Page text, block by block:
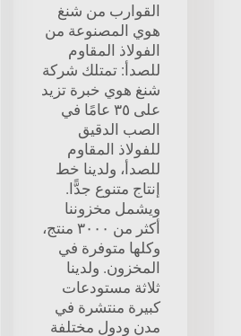
القوارب من شنغ
هوي المصنوعة من
الفولاذ المقاوم
للصدأ: تمتلك شركة
شنغ هوي خبرة تزيد
على ٣٥ عامًا في
الصب الدقيق
للفولاذ المقاوم
للصدأ، ولدينا خط
إنتاج متنوع جدًّا.
ويشمل مخزوننا
أكثر من ٣٠٠٠ منتج،
وكلها متوفرة في
المخزون. ولدينا
ثلاثة مستودعات
كبيرة منتشرة في
مدن ودول مختلفة